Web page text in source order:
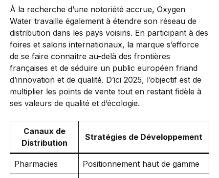
À la recherche d’une notoriété accrue, Oxygen
Water travaille également à étendre son réseau de
distribution dans les pays voisins. En participant à des
foires et salons internationaux, la marque s’efforce
de se faire connaître au-delà des frontières
françaises et de séduire un public européen friand
d’innovation et de qualité. D’ici 2025, l’objectif est de
multiplier les points de vente tout en restant fidèle à
ses valeurs de qualité et d’écologie.
Canaux de
Distribution
Stratégies de Développement
Pharmacies Positionnement haut de gamme